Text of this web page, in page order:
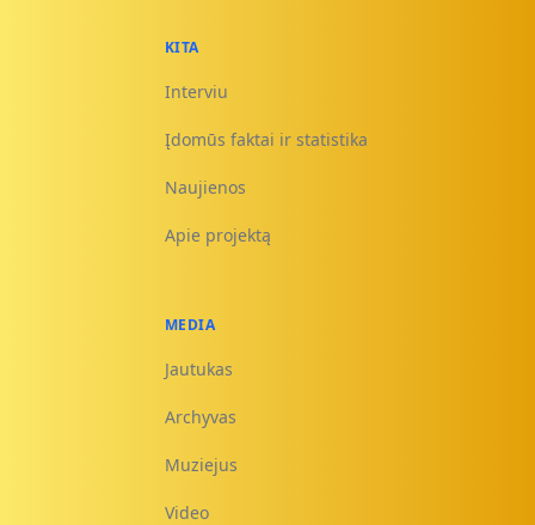
KITA
Interviu
Įdomūs faktai ir statistika
Naujienos
Apie projektą
MEDIA
Jautukas
Archyvas
Muziejus
Video